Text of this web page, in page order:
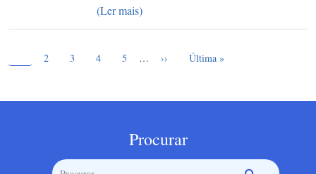
(Ler mais)
Page
2 Page
3 Page
4 Page
5 … Próxima página
›› Última página
Última »
Procurar